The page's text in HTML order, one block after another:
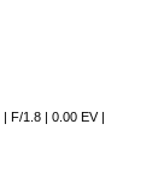
| F/1.8 | 0.00 EV|